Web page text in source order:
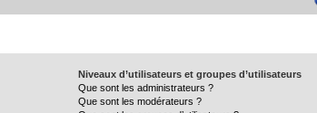
Niveaux d’utilisateurs et groupes d’utilisateurs
Que sont les administrateurs ?
Que sont les modérateurs ?